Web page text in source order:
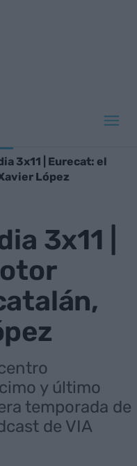
3x11 | Eurecat: el
López
3x11 |
y último
temporada de
de VIA